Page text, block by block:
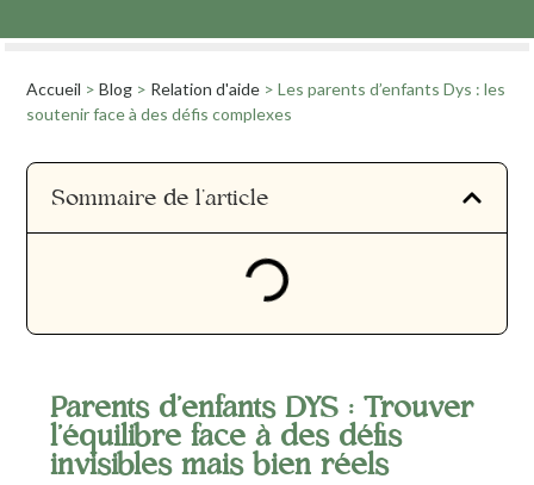
Accueil >Blog > Relation d'aide >Les parents d’enfants Dys : les
soutenir face à des défis complexes
Sommaire de l'article
Parents d’enfants DYS : Trouver
l’équilibre face à des défis
invisibles mais bien réels